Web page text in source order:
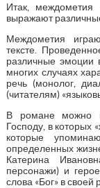
Итак, междометия
выражают
Междометия
тексте.
различные эмоции
многих случаях
речь (монолог,
(читателям)
В романе можно
Господу, в которых
которые
определенных
Катерина
персонажи) и
слова «Бог» в своей